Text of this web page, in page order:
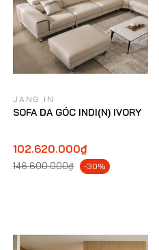
JANG IN
SOFA DA GÓC INDI(N) IVORY
102.620.000₫
146.600.000₫ -30%